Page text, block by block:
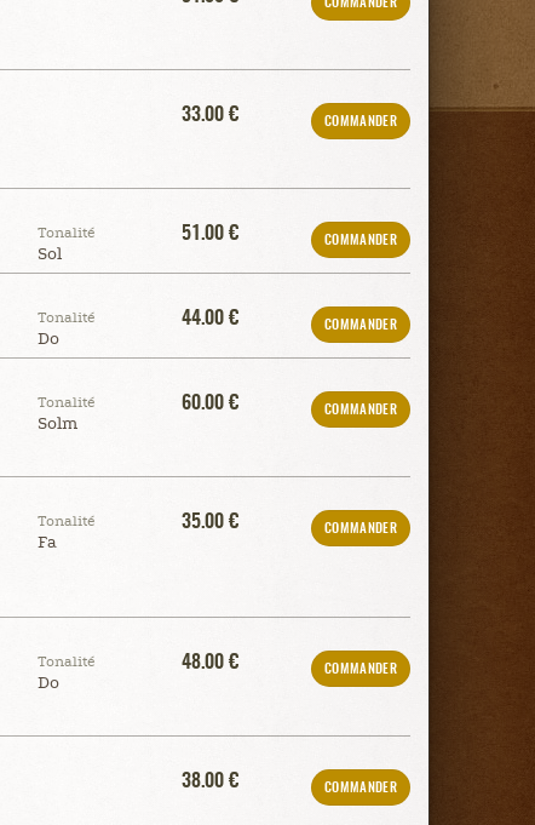
33.00 € COMMANDER
Tonalité
Sol
51.00 € COMMANDER
Tonalité
Do
44.00 € COMMANDER
Tonalité
Solm
60.00 € COMMANDER
Tonalité
Fa
35.00 € COMMANDER
Tonalité
Do
48.00 € COMMANDER
38.00 € COMMANDER